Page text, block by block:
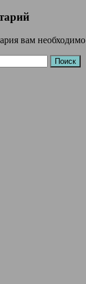
вам необходимо